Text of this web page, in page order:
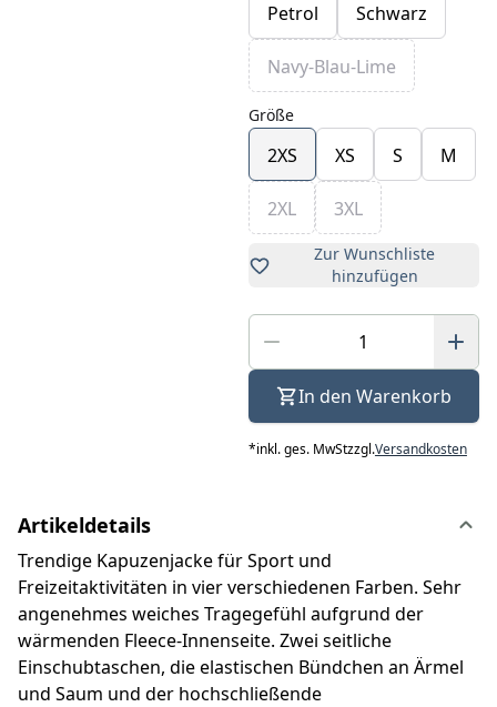
Petrol Schwarz
Navy-Blau-Lime
Größe
2XS XS S M
2XL 3XL
Zur Wunschliste
hinzufügen
In den Warenkorb
*inkl. ges. MwStzzgl.Versandkosten
Artikeldetails
Trendige Kapuzenjacke für Sport und
Freizeitaktivitäten in vier verschiedenen Farben. Sehr
angenehmes weiches Tragegefühl aufgrund der
wärmenden Fleece-Innenseite. Zwei seitliche
Einschubtaschen, die elastischen Bündchen an Ärmel
und Saum und der hochschließende